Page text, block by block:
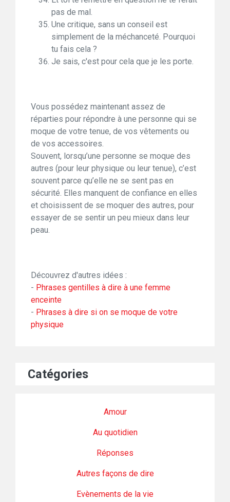
pas de mal.
Une critique, sans un conseil est
simplement de la méchanceté. Pourquoi
tu fais cela ?
Je sais, c'est pour cela que je les porte.
Vous possédez maintenant assez de
réparties pour répondre à une personne qui se
moque de votre tenue, de vos vêtements ou
de vos accessoires.
Souvent, lorsqu’une personne se moque des
autres (pour leur physique ou leur tenue), c’est
souvent parce qu’elle ne se sent pas en
sécurité. Elles manquent de confiance en elles
et choisissent de se moquer des autres, pour
essayer de se sentir un peu mieux dans leur
peau.
Découvrez d'autres idées :
- Phrases gentilles à dire à une femme
enceinte
- Phrases à dire si on se moque de votre
physique
Catégories
Amour
Au quotidien
Réponses
Autres façons de dire
Evènements de la vie